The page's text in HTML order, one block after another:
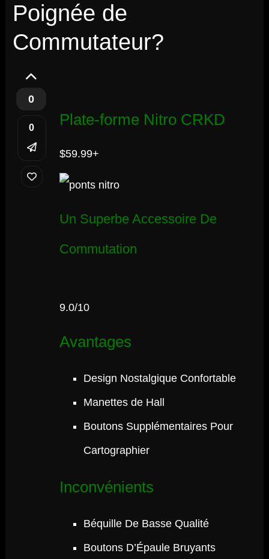
Poignée de
Commutateur?
0
0 Plate-forme Nitro CRKD
$59.99+
Un Superbe Accessoire De
Commutation
9.0/10
Avantages
Design Nostalgique Confortable
Manettes de Hall
Boutons Supplémentaires Pour
Cartographier
Inconvénients
Béquille De Basse Qualité
Boutons D’Épaule Bruyants